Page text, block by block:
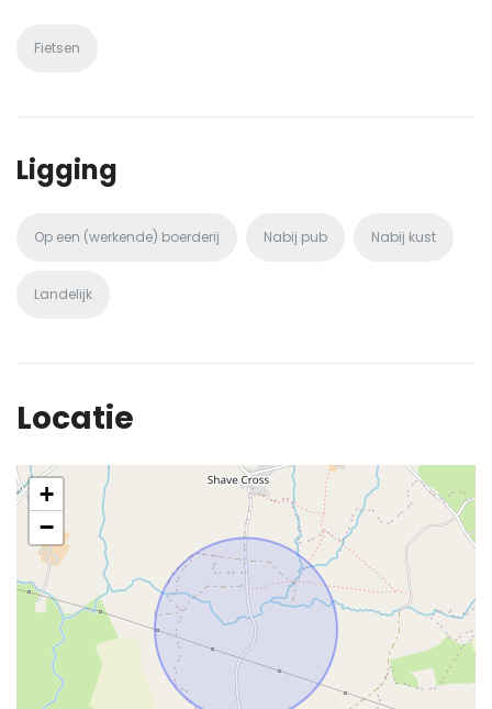
Fietsen
Ligging
Op een (werkende) boerderij Nabij pub Nabij kust
Landelijk
Locatie
+
−